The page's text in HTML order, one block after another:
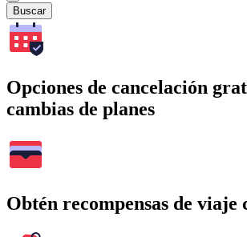
Buscar
Opciones de cancelación
cambias de planes
Obtén recompensas de viaje